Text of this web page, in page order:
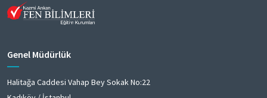
Genel Müdürlük
Halitağa Caddesi Vahap Bey Sokak No:22